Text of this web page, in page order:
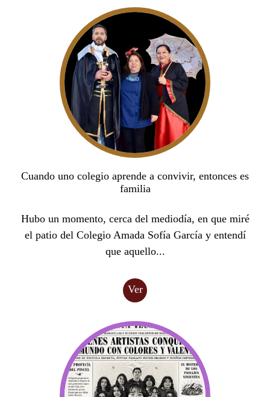
Cuando uno colegio aprende a convivir, entonces es
familia
Hubo un momento, cerca del mediodía, en que miré
el patio del Colegio Amada Sofía García y entendí
que aquello...
Ver